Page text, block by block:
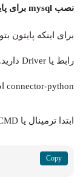
نصب mysql برای پایتون (Python)
برای اینکه پایتون
connector-python است.
ابتدا ترمینال یا CMD را باز و دستور زیر را تایپ کنید: